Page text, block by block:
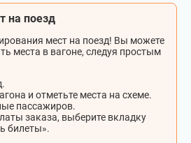
на поезд
мест на поезд! Вы можете
места в вагоне, следуя простым
и отметьте места на схеме.
пассажиров.
заказа, выберите вкладку
билеты».